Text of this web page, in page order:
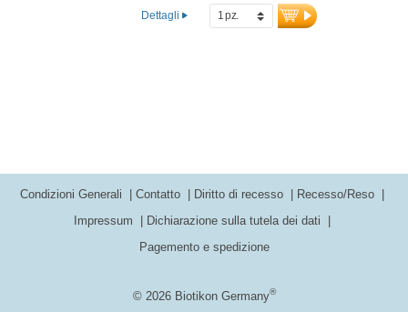
Dettagli
© 2026 Biotikon Germany®
Condizioni Generali Contatto Diritto di recesso
Recesso/Reso
Impressum
Dichiarazione sulla tutela dei dati
Pagemento e spedizione